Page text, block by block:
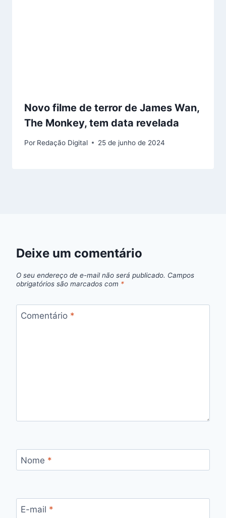
Novo filme de terror de James Wan,
The Monkey, tem data revelada
Por Redação Digital 25 de junho de 2024
Deixe um comentário
O seu endereço de e-mail não será publicado. Campos
obrigatórios são marcados com *
Comentário *
Nome *
E-mail *